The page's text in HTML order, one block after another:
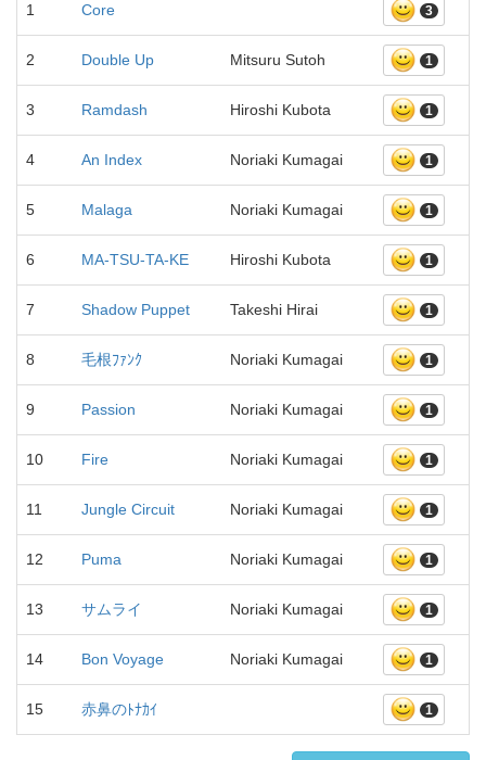
1 Core 3
2 Double Up Mitsuru Sutoh 1
3 Ramdash Hiroshi Kubota 1
4 An Index Noriaki Kumagai 1
5 Malaga Noriaki Kumagai 1
6 MA-TSU-TA-KE Hiroshi Kubota 1
7 Shadow Puppet Takeshi Hirai 1
8 毛根ﾌｧﾝｸ Noriaki Kumagai 1
9 Passion Noriaki Kumagai 1
10 Fire Noriaki Kumagai 1
11 Jungle Circuit Noriaki Kumagai 1
12 Puma Noriaki Kumagai 1
13 サムライ Noriaki Kumagai 1
14 Bon Voyage Noriaki Kumagai 1
15 赤鼻のﾄﾅｶｲ 1